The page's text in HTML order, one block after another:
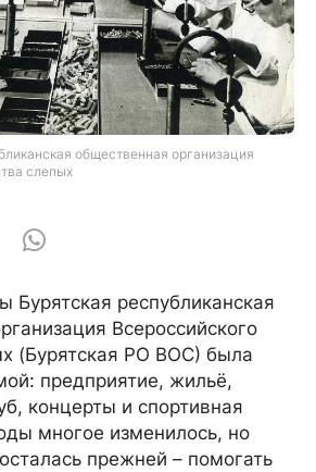
общественная организация
слепых
Бурятская республиканская
Всероссийского
(Бурятская РО ВОС) была
предприятие, жильё,
концерты и спортивная
многое изменилось, но
прежней – помогать